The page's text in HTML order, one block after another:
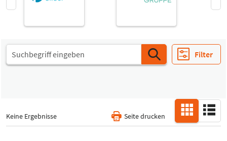
Filter
Keine Ergebnisse Seite drucken